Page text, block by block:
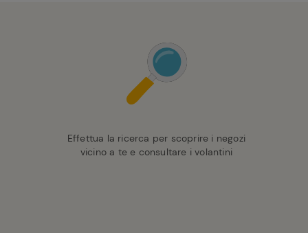
Effettua la ricerca per scoprire i negozi
vicino a te e consultare i volantini